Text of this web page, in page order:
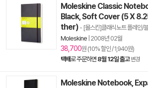
Moleskine Classic
Black, Soft Cover (5 X
ther) - [몰스킨]클래식노트 플레인/
Moleskine 2008년 02월
38,700원 (10% 할인 / 1,940원)
택배로 주문하면 8월 12일 출고 변경
Moleskine Notebook,